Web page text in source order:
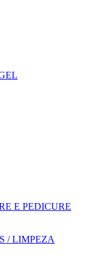
E PEDICURE
/ LIMPEZA